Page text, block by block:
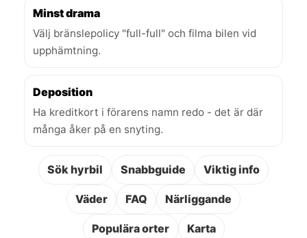
Minst drama
Välj bränslepolicy "full-full" och filma bilen vid
upphämtning.
Deposition
Ha kreditkort i förarens namn redo - det är där
många åker på en snyting.
Sök hyrbil Snabbguide Viktig info
Väder FAQ Närliggande
Populära orter Karta